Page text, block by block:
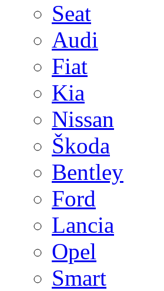
Seat
Audi
Fiat
Kia
Nissan
Škoda
Bentley
Ford
Lancia
Opel
Smart